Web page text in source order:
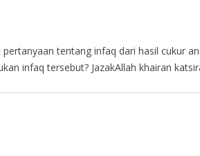
tentang infaq dari hasil cukur
infaq tersebut? JazakAllah khairan